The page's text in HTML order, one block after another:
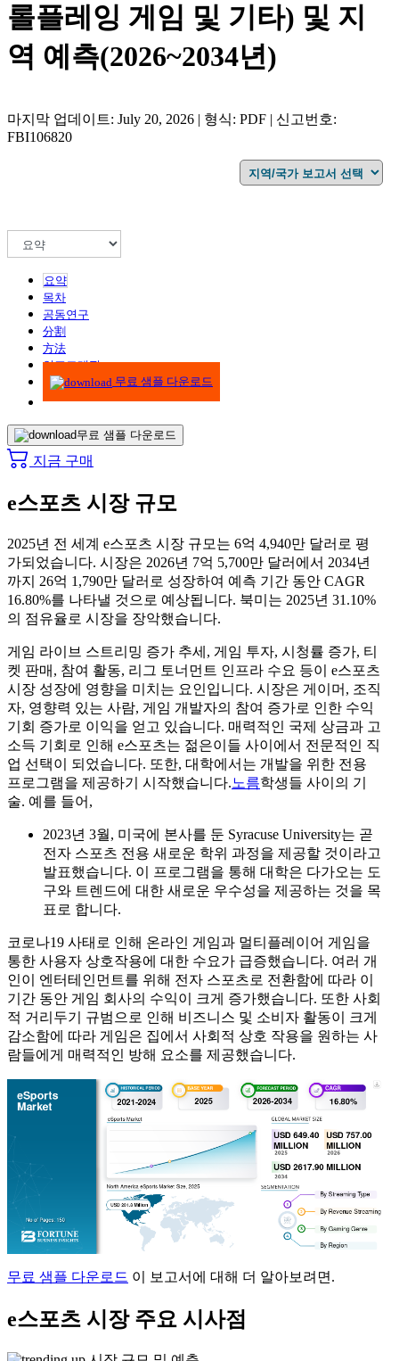
롤플레잉 게임 및 기타) 및 지
역 예측(2026~2034년)
마지막 업데이트: July 20, 2026 | 형식: PDF | 신고번호:
FBI106820
요약
목차
공동연구
分割
方法
인포그래픽
무료 샘플 다운로드
무료 샘플 다운로드
지금 구매
e스포츠 시장 규모
2025년 전 세계 e스포츠 시장 규모는 6억 4,940만 달러로 평
가되었습니다. 시장은 2026년 7억 5,700만 달러에서 2034년
까지 26억 1,790만 달러로 성장하여 예측 기간 동안 CAGR
16.80%를 나타낼 것으로 예상됩니다. 북미는 2025년 31.10%
의 점유율로 시장을 장악했습니다.
게임 라이브 스트리밍 증가 추세, 게임 투자, 시청률 증가, 티
켓 판매, 참여 활동, 리그 토너먼트 인프라 수요 등이 e스포츠
시장 성장에 영향을 미치는 요인입니다. 시장은 게이머, 조직
자, 영향력 있는 사람, 게임 개발자의 참여 증가로 인한 수익
기회 증가로 이익을 얻고 있습니다. 매력적인 국제 상금과 고
소득 기회로 인해 e스포츠는 젊은이들 사이에서 전문적인 직
업 선택이 되었습니다. 또한, 대학에서는 개발을 위한 전용
프로그램을 제공하기 시작했습니다.노름학생들 사이의 기
술. 예를 들어,
2023년 3월, 미국에 본사를 둔 Syracuse University는 곧
전자 스포츠 전용 새로운 학위 과정을 제공할 것이라고
발표했습니다. 이 프로그램을 통해 대학은 다가오는 도
구와 트렌드에 대한 새로운 우수성을 제공하는 것을 목
표로 합니다.
코로나19 사태로 인해 온라인 게임과 멀티플레이어 게임을
통한 사용자 상호작용에 대한 수요가 급증했습니다. 여러 개
인이 엔터테인먼트를 위해 전자 스포츠로 전환함에 따라 이
기간 동안 게임 회사의 수익이 크게 증가했습니다. 또한 사회
적 거리두기 규범으로 인해 비즈니스 및 소비자 활동이 크게
감소함에 따라 게임은 집에서 사회적 상호 작용을 원하는 사
람들에게 매력적인 방해 요소를 제공했습니다.
무료 샘플 다운로드 이 보고서에 대해 더 알아보려면.
e스포츠 시장 주요 시사점